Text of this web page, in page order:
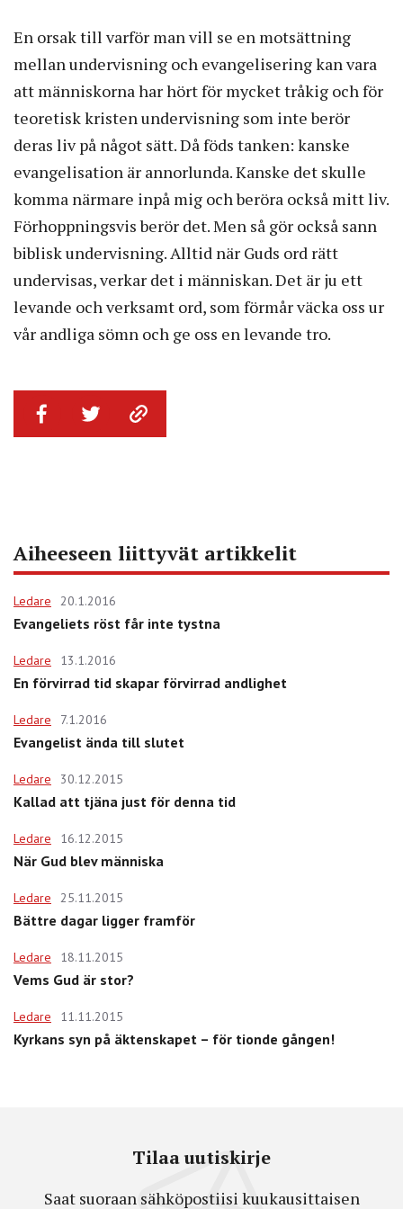
En orsak till varför man vill se en motsättning
mellan undervisning och evangelisering kan vara
att människorna har hört för mycket tråkig och för
teoretisk kristen undervisning som inte berör
deras liv på något sätt. Då föds tanken: kanske
evangelisation är annorlunda. Kanske det skulle
komma närmare inpå mig och beröra också mitt liv.
Förhoppningsvis berör det. Men så gör också sann
biblisk undervisning. Alltid när Guds ord rätt
undervisas, verkar det i människan. Det är ju ett
levande och verksamt ord, som förmår väcka oss ur
vår andliga sömn och ge oss en levande tro.
Aiheeseen liittyvät artikkelit
Ledare 20.1.2016
Evangeliets röst får inte tystna
Ledare 13.1.2016
En förvirrad tid skapar förvirrad andlighet
Ledare 7.1.2016
Evangelist ända till slutet
Ledare 30.12.2015
Kallad att tjäna just för denna tid
Ledare 16.12.2015
När Gud blev människa
Ledare 25.11.2015
Bättre dagar ligger framför
Ledare 18.11.2015
Vems Gud är stor?
Ledare 11.11.2015
Kyrkans syn på äktenskapet – för tionde gången!
Tilaa uutiskirje
Saat suoraan sähköpostiisi kuukausittaisen